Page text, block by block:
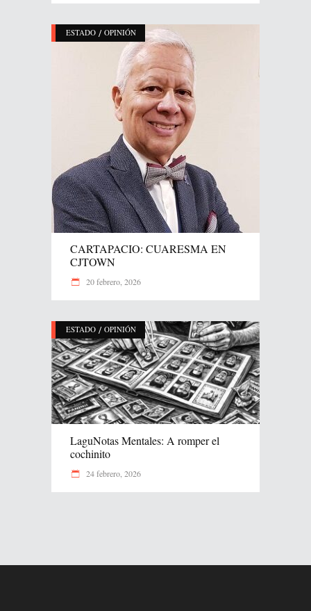
ESTADO / OPINIÓN
CARTAPACIO: CUARESMA EN
CJTOWN
20 febrero, 2026
ESTADO / OPINIÓN
LaguNotas Mentales: A romper el
cochinito
24 febrero, 2026